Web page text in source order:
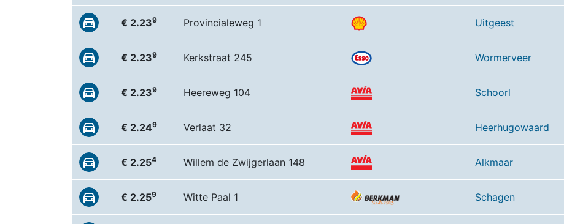
€ 2.239 Provincialeweg 1 Uitgeest
€ 2.239 Kerkstraat 245 Wormerveer
€ 2.239 Heereweg 104 Schoorl
€ 2.249 Verlaat 32 Heerhugowaard
€ 2.254 Willem de Zwijgerlaan 148 Alkmaar
€ 2.259 Witte Paal 1 Schagen